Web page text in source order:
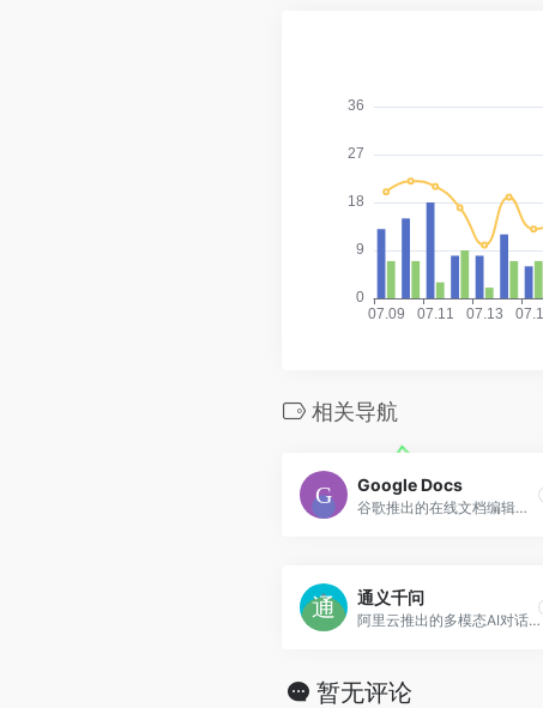
相关导航
Google Docs
谷歌推出的在线文档编辑器，支持AI辅助和实时协作功能
通义千问
阿里云推出的多模态AI对话平台，支持文本、图像、语音等多种交互方式
暂无评论